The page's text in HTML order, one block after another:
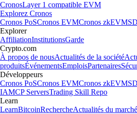
CronosLayer 1 compatible EVM
Explorez Cronos
Cronos PoSCronos EVMCronos zkEVM
Explorer
AffiliationInstitutionsGarde
Crypto.com
À propos de nousActualités de la société
produitsÉvénementsEmploisPartenaires
Développeurs
Cronos PoSCronos EVMCronos zkEVM
IAMCP ServersTrading Skill Repo
Learn
LearnBitcoinRechercheActualités du marché